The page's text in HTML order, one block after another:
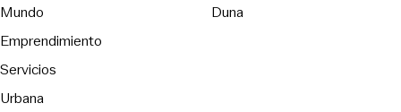
Mundo
Emprendimiento
Servicios
Urbana
DunaOpens in new window